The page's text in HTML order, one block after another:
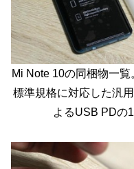
Mi Note 10の同梱物一覧
標準規格に対応した汎
よるUSB PDの